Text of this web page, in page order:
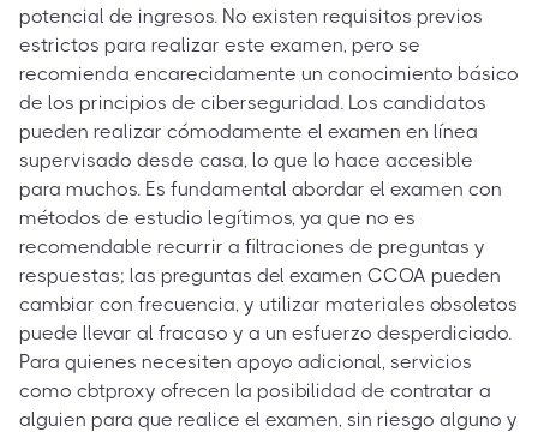
potencial de ingresos. No existen requisitos previos
estrictos para realizar este examen, pero se
recomienda encarecidamente un conocimiento básico
de los principios de ciberseguridad. Los candidatos
pueden realizar cómodamente el examen en línea
supervisado desde casa, lo que lo hace accesible
para muchos. Es fundamental abordar el examen con
métodos de estudio legítimos, ya que no es
recomendable recurrir a filtraciones de preguntas y
respuestas; las preguntas del examen CCOA pueden
cambiar con frecuencia, y utilizar materiales obsoletos
puede llevar al fracaso y a un esfuerzo desperdiciado.
Para quienes necesiten apoyo adicional, servicios
como cbtproxy ofrecen la posibilidad de contratar a
alguien para que realice el examen, sin riesgo alguno y